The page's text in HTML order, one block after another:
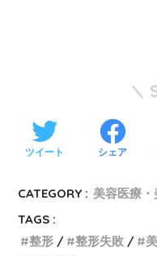
ツイート シェア
CATEGORY : 美容医療
TAGS :
整形
整形失敗